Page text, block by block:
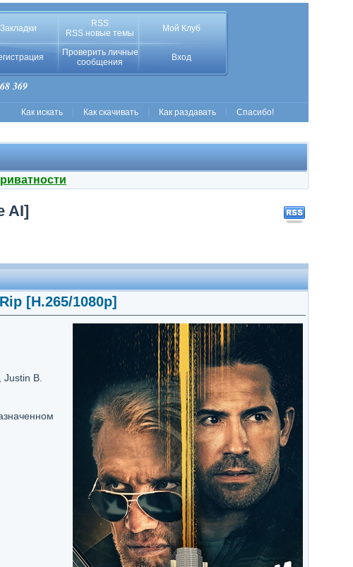
Закладки
RSS
RSS новые темы
Мой Клуб
Проверить личные
сообщения
Вход
369
Как искать Как скачивать Как раздавать Спасибо!
AI]
[H.265/1080p]
B.